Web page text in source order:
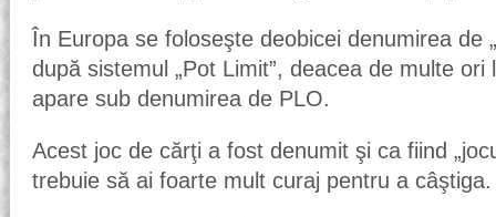
În Europa se foloseşte deobicei denumirea de
după sistemul „Pot Limit”, deacea de multe ori
apare sub denumirea de PLO.
Acest joc de cărţi a fost denumit şi ca fiind
trebuie să ai foarte mult curaj pentru a câştiga.